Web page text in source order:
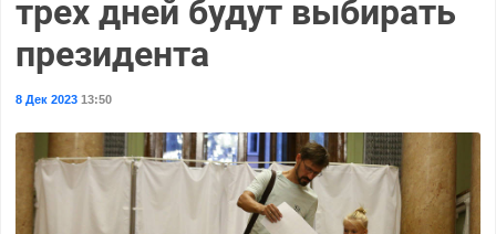
трех дней будут выбирать
президента
8 Дек 202313:50